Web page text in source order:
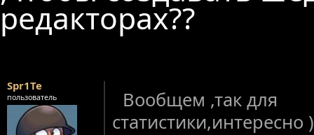
редакторах??
Spr1Te
пользователь
Вообщем ,так для
статистики,интересно )